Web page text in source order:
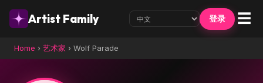
Artist Family 登录 ☰
Home › 艺术家 › Wolf Parade